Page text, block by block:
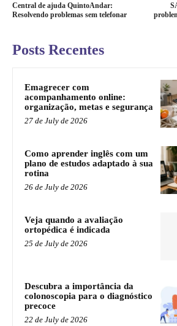
Central de ajuda QuintoAndar:
Resolvendo problemas sem telefonar
Posts Recentes
Emagrecer com
acompanhamento online:
organização, metas e segurança
27 de July de 2026
Como aprender inglês com um
plano de estudos adaptado à sua
rotina
26 de July de 2026
Veja quando a avaliação
ortopédica é indicada
25 de July de 2026
Descubra a importância da
colonoscopia para o diagnóstico
precoce
22 de July de 2026